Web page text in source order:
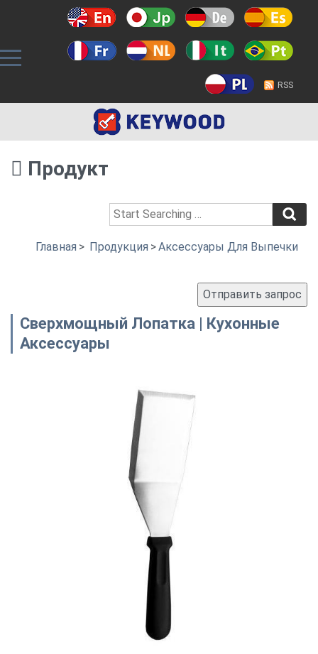
RSS
Продукт
Главная > Продукция >Аксессуары Для Выпечки
Сверхмощный Лопатка | Кухонные
Аксессуары